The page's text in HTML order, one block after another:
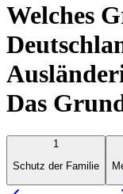
Welches
Das
1
Schutz der Familie